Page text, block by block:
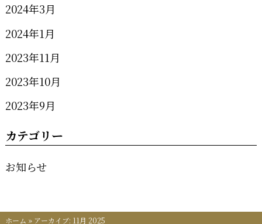
2024年3月
2024年1月
2023年11月
2023年10月
2023年9月
カテゴリー
お知らせ
ホーム » アーカイブ: 11月 2025